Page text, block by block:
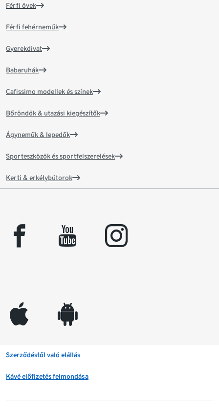
Férfi övek
Férfi fehérneműk
Gyerekdivat
Babaruhák
Cafissimo modellek és színek
Bőröndök & utazási kiegészítők
Ágyneműk & lepedők
Sporteszközök és sportfelszerelések
Kerti & erkélybútorok
facebook youtube instagram
appleinc android
Szerződéstől való elállás
Kávé előfizetés felmondása